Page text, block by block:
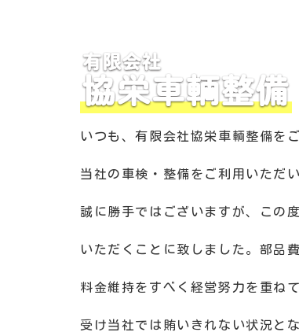
いつも、有限会社協栄車輌整備を
当社の車検・整備をご利用いただ
誠に勝手ではございますが、この
いただくことに致しました。部品
料金維持をすべく経営努力を重ね
受け当社では賄いきれない状況と